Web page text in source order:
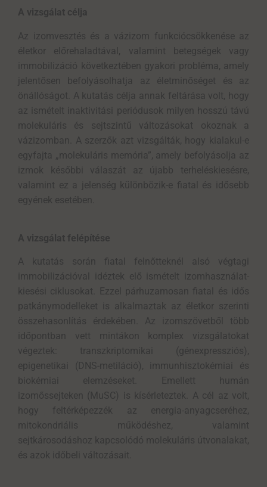
A vizsgálat célja
Az izomvesztés és a vázizom funkciócsökkenése az
életkor előrehaladtával, valamint betegségek vagy
immobilizáció következtében gyakori probléma, amely
jelentősen befolyásolhatja az életminőséget és az
önállóságot. A kutatás célja annak feltárása volt, hogy
az ismételt inaktivitási periódusok milyen hosszú távú
molekuláris és sejtszintű változásokat okoznak a
vázizomban. A szerzők azt vizsgálták, hogy kialakul-e
egyfajta „molekuláris memória”, amely befolyásolja az
izmok későbbi válaszát az újabb terheléskiesésre,
valamint ez a jelenség különbözik-e fiatal és idősebb
egyének esetében.
A vizsgálat felépítése
A kutatás során fiatal felnőtteknél alsó végtagi
immobilizációval idéztek elő ismételt izomhasználat-
kiesési ciklusokat. Ezzel párhuzamosan fiatal és idős
patkánymodelleket is alkalmaztak az életkor szerinti
összehasonlítás érdekében. Az izomszövetből több
időpontban vett mintákon komplex vizsgálatokat
végeztek: transzkriptomikai (génexpressziós),
epigenetikai (DNS-metiláció), immunhisztokémiai és
biokémiai elemzéseket. Emellett humán
izomőssejteken (MuSC) is kísérleteztek. A cél az volt,
hogy feltérképezzék az energia-anyagcseréhez,
mitokondriális működéshez, valamint
sejtkárosodáshoz kapcsolódó molekuláris útvonalakat,
és azok időbeli változásait.